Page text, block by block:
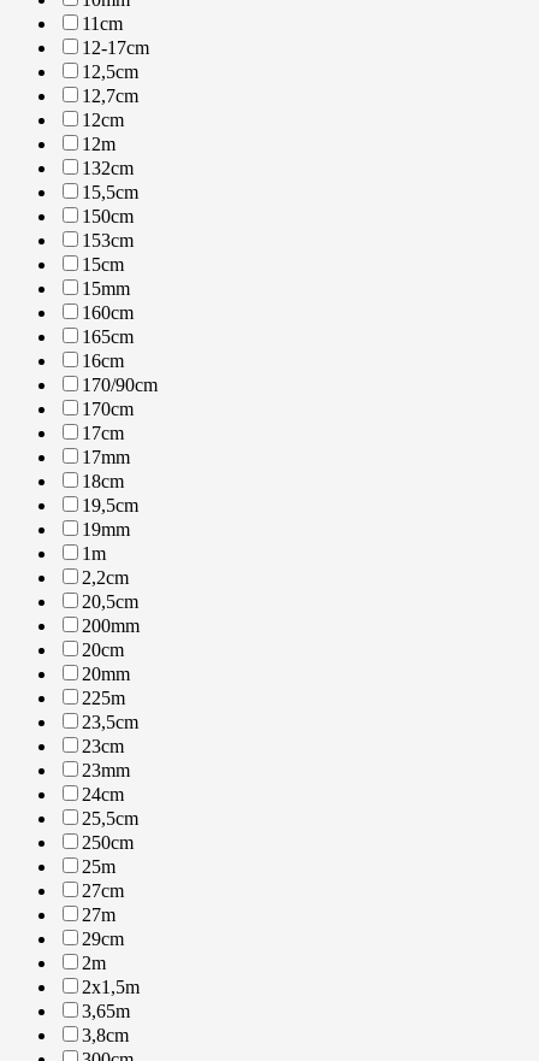
11cm
12-17cm
12,5cm
12,7cm
12cm
12m
132cm
15,5cm
150cm
153cm
15cm
15mm
160cm
165cm
16cm
170/90cm
170cm
17cm
17mm
18cm
19,5cm
19mm
1m
2,2cm
20,5cm
200mm
20cm
20mm
225m
23,5cm
23cm
23mm
24cm
25,5cm
250cm
25m
27cm
27m
29cm
2m
2x1,5m
3,65m
3,8cm